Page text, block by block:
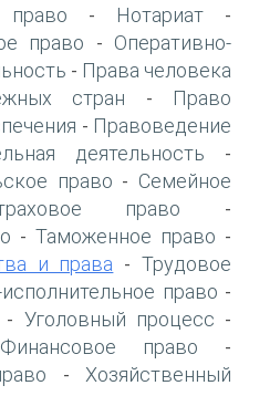
право - Нотариат -
право - Оперативно-
- Права человека
стран -
Право
- Правоведение
деятельность -
право - Семейное
право -
- Таможенное право -
и права -Трудовое
право -
- Уголовный процесс -
Финансовое право -
- Хозяйственный